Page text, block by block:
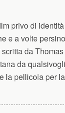
privo di
e a volte
scritta da
da
la pellicola per